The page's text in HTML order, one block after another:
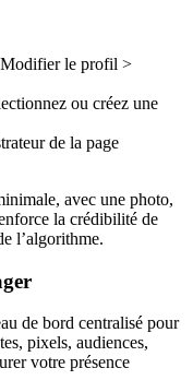
le profil >
ou créez une
de la page
avec une photo,
la crédibilité de
l’algorithme.
de bord centralisé pour
pixels, audiences,
votre présence